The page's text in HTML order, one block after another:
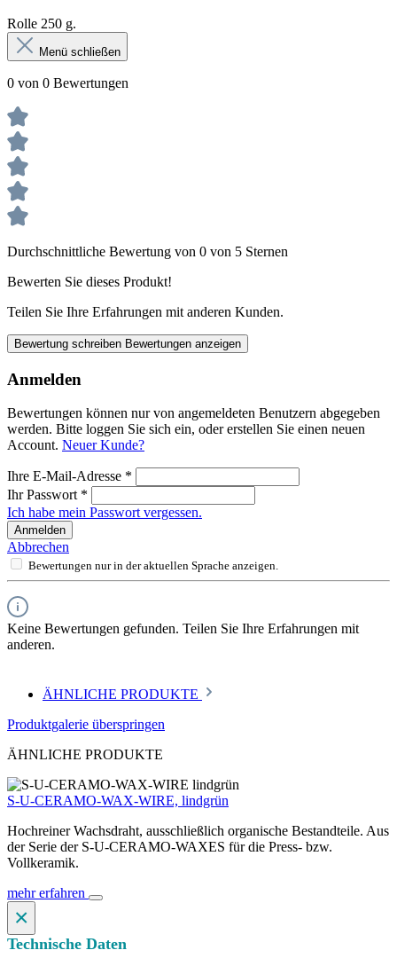
Rolle 250 g.
Menü schließen
0 von 0 Bewertungen
Durchschnittliche Bewertung von 0 von 5 Sternen
Bewerten Sie dieses Produkt!
Teilen Sie Ihre Erfahrungen mit anderen Kunden.
Bewertung schreiben Bewertungen anzeigen
Anmelden
Bewertungen können nur von angemeldeten Benutzern abgegeben
werden. Bitte loggen Sie sich ein, oder erstellen Sie einen neuen
Account. Neuer Kunde?
Ihre E-Mail-Adresse *
Ihr Passwort *
Ich habe mein Passwort vergessen.
Anmelden
Abbrechen
Bewertungen nur in der aktuellen Sprache anzeigen.
Keine Bewertungen gefunden. Teilen Sie Ihre Erfahrungen mit
anderen.
ÄHNLICHE PRODUKTE
Produktgalerie überspringen
ÄHNLICHE PRODUKTE
S-U-CERAMO-WAX-WIRE, lindgrün
Hochreiner Wachsdraht, ausschließlich organische Bestandteile. Aus
der Serie der S-U-CERAMO-WAXES für die Press- bzw.
Vollkeramik.
mehr erfahren
×
Technische Daten